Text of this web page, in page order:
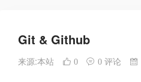
Git & Github
来源:本站 0 0 评论